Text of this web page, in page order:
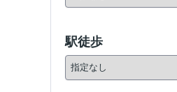
駅徒歩